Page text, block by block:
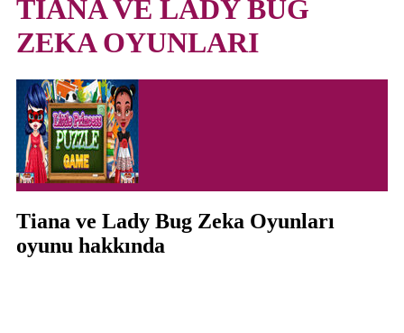
TİANA VE LADY BUG
ZEKA OYUNLARI
Tiana ve Lady Bug Zeka Oyunları
oyunu hakkında